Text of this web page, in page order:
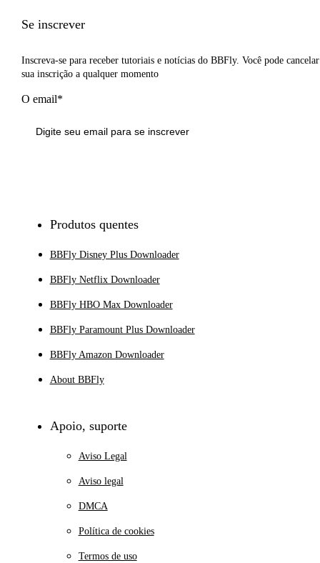
Se inscrever
Inscreva-se para receber tutoriais e notícias do BBFly. Você pode cancelar
sua inscrição a qualquer momento
O email*
Produtos quentes
BBFly Disney Plus Downloader
BBFly Netflix Downloader
BBFly HBO Max Downloader
BBFly Paramount Plus Downloader
BBFly Amazon Downloader
About BBFly
Apoio, suporte
Aviso Legal
Aviso legal
DMCA
Política de cookies
Termos de uso